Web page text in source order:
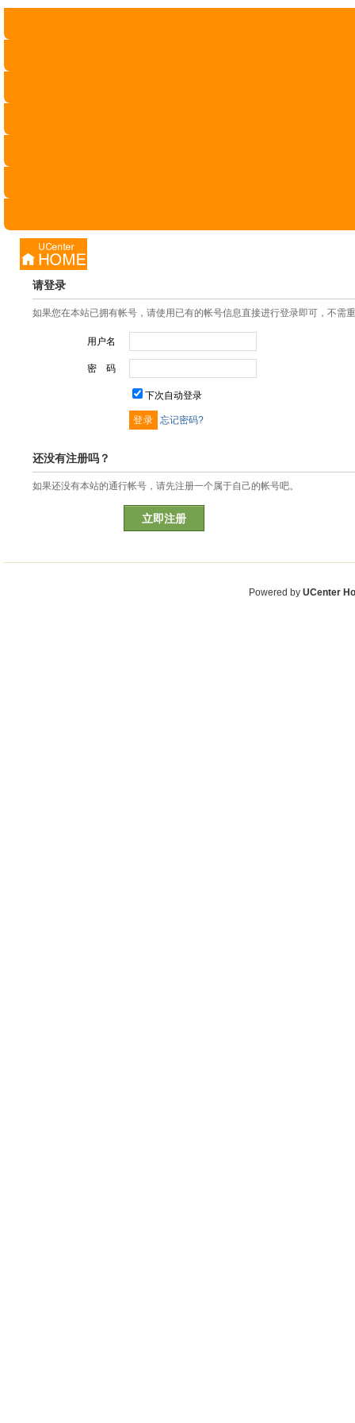
请登录
如果您在本站已拥有帐号，请使用已有的帐号信息直接进行登录即可，不需
用户名
密 码
下次自动登录
忘记密码?
还没有注册吗？
如果还没有本站的通行帐号，请先注册一个属于自己的帐号吧。
立即注册
Powered by UCenter